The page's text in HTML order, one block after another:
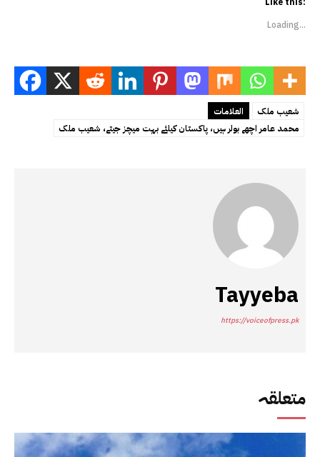
متعلقہ
Loading...
العلامات
شعیب ملک
محمد عامر اچھے بولر ہیں، پاکستان کیلئے بہت میچز جیتے، شعیب ملک
Tayyeba
https://voiceofpress.pk